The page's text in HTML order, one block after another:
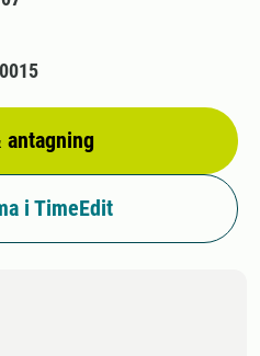
antagning
i TimeEdit